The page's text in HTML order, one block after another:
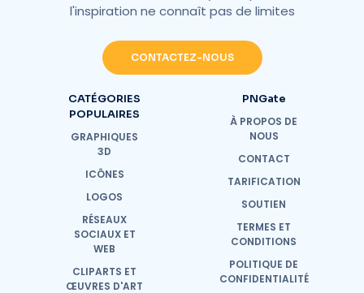
l'inspiration ne connaît pas de limites
CONTACTEZ-NOUS
CATÉGORIES
POPULAIRES
GRAPHIQUES
3D
ICÔNES
LOGOS
RÉSEAUX
SOCIAUX ET
WEB
CLIPARTS ET
ŒUVRES D'ART
PNGate
À PROPOS DE
NOUS
CONTACT
TARIFICATION
SOUTIEN
TERMES ET
CONDITIONS
POLITIQUE DE
CONFIDENTIALITÉ